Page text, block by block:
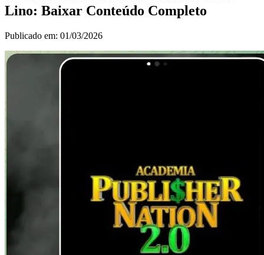
Lino: Baixar Conteúdo Completo
Publicado em: 01/03/2026